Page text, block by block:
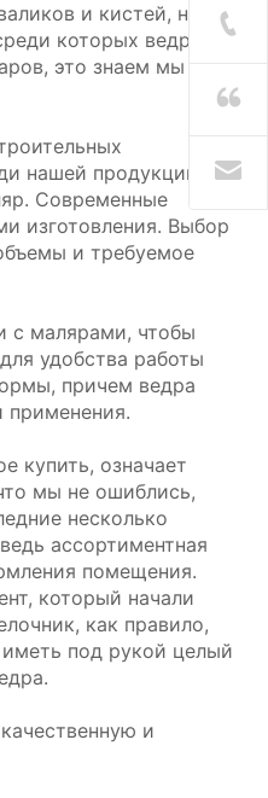
и кистей, но
которых ведра и
это знаем мы –
нашей продукции
Современные
изготовления. Выбор
и требуемое
с малярами, чтобы
удобства работы
причем ведра
применения.
купить, означает
мы не ошиблись,
несколько
ассортиментная
помещения.
который начали
как правило,
под рукой целый
и